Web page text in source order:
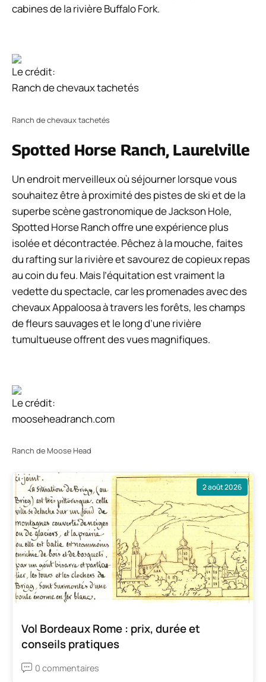
cabines de la rivière Buffalo Fork.
Le crédit:
Ranch de chevaux tachetés
Ranch de chevaux tachetés
Spotted Horse Ranch, Laurelville
Un endroit merveilleux où séjourner lorsque vous
souhaitez être à proximité des pistes de ski et de la
superbe scène gastronomique de Jackson Hole,
Spotted Horse Ranch offre une expérience plus
isolée et décontractée. Pêchez à la mouche, faites
du rafting sur la rivière et savourez de copieux repas
au coin du feu. Mais l’équitation est vraiment la
vedette du spectacle, car les promenades avec des
chevaux Appaloosa à travers les forêts, les champs
de fleurs sauvages et le long d’une rivière
tumultueuse offrent des vues magnifiques.
Le crédit:
mooseheadranch.com
Ranch de Moose Head
2 août 2026
Vol Bordeaux Rome : prix, durée et
conseils pratiques
0 commentaires